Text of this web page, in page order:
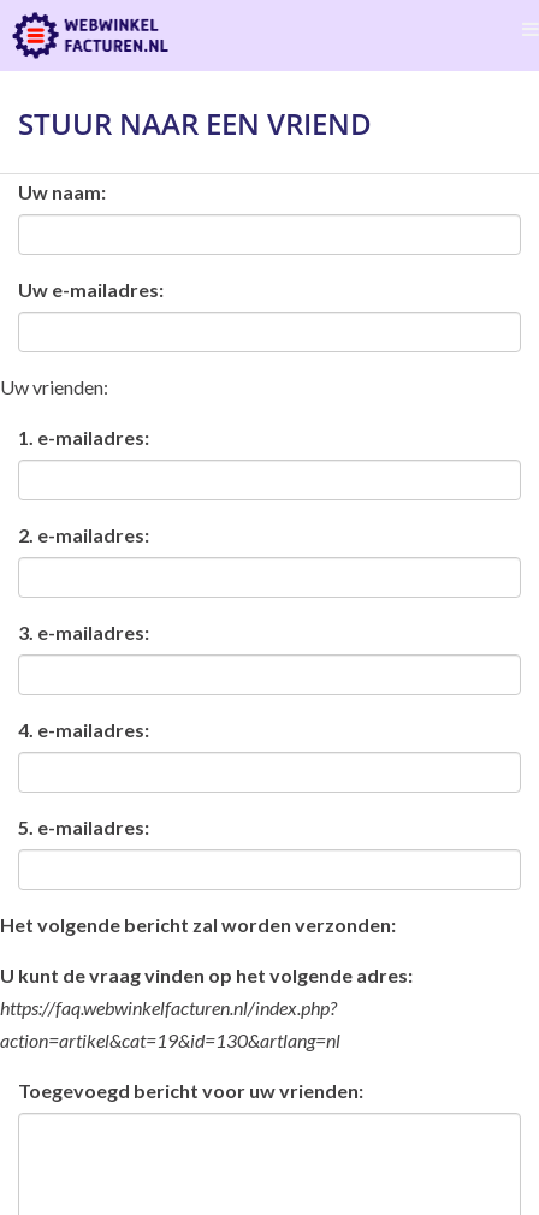
STUUR NAAR EEN VRIEND
Uw naam:
Uw e-mailadres:
Uw vrienden:
1. e-mailadres:
2. e-mailadres:
3. e-mailadres:
4. e-mailadres:
5. e-mailadres:
Het volgende bericht zal worden verzonden:
U kunt de vraag vinden op het volgende adres:
https://faq.webwinkelfacturen.nl/index.php?
action=artikel&cat=19&id=130&artlang=nl
Toegevoegd bericht voor uw vrienden: